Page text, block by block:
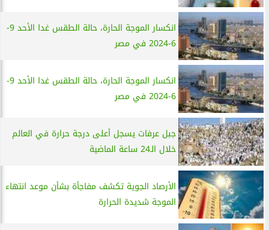
انكسار الموجة الحارة، حالة الطقس غدا الأحد 9-
6-2024 في مصر
انكسار الموجة الحارة، حالة الطقس غدا الأحد 9-
6-2024 في مصر
جبل عرفات يسجل أعلى درجة حرارة في العالم
خلال الـ24 ساعة الماضية
الأرصاد الجوية تكشف مفاجأة بشأن موعد انتهاء
الموجة شديدة الحرارة